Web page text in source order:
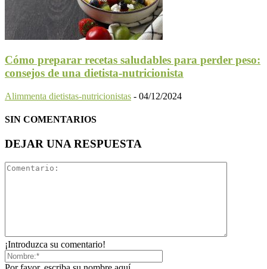
Cómo preparar recetas saludables para perder peso:
consejos de una dietista-nutricionista
Alimmenta dietistas-nutricionistas - 04/12/2024
SIN COMENTARIOS
DEJAR UNA RESPUESTA
¡Introduzca su comentario!